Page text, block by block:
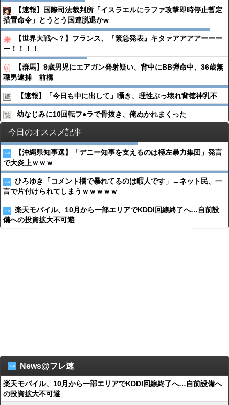
【速報】国際司法裁判所「イスラエルにラファ攻撃即時停止暫定
措置命令」とうとう国連脱退かw
【世界大戦へ？】フランス、『緊急発表』キタァアアアアーーー
ー！！！！
【群馬】9歳男児にエアガン発射疑い、背中にBB弾命中、36歳無
職男逮捕 前橋
【速報】「今日も中に出して」囁き、理性ぶっ壊れ背徳神乳不
幼なじみに10回転フ●︎ラで骨抜き、俺ぬかれまくった
今日のオススメ記事
【沖縄県知事選】「デニー知事を支えるのは極左暴力集団」発言
で大炎上ｗｗｗ
ひろゆき「コメント欄で暴れてるのは暇人です」→ネット民、一
言で片付けられてしまうｗｗｗｗｗ
楽天モバイル、10月から一部エリアでKDDI回線終了へ…自前設
備への投資拡大不可避
News@フレ速
楽天モバイル、10月から一部エリアでKDDI回線終了へ…自前設備へ
の投資拡大不可避